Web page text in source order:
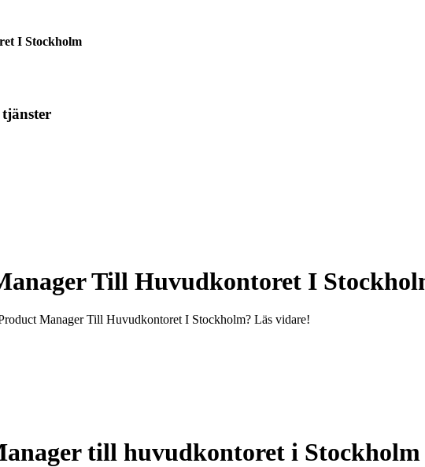
I Stockholm
Till Huvudkontoret I
Manager Till Huvudkontoret I Stockholm? Läs vidare!
till huvudkontoret i Stockholm